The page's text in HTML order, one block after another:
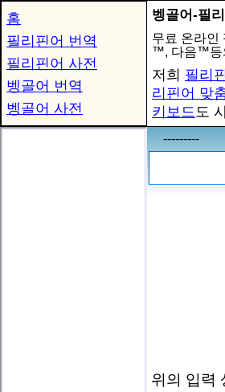
홈
필리핀어 번역
필리핀어 사전
벵골어 번역
벵골어 사전
벵골어-필
무료 온라인
™, 다음™등
저희 필리
리핀어 맞
키보드도